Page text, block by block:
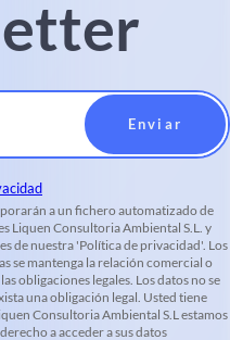
a un fichero automatizado de
Liquen Consultoria Ambiental S.L. y
de nuestra 'Política de privacidad'. Los
se mantenga la relación comercial o
obligaciones legales. Los datos no se
una obligación legal. Usted tiene
Consultoria Ambiental S.L estamos
a acceder a sus datos